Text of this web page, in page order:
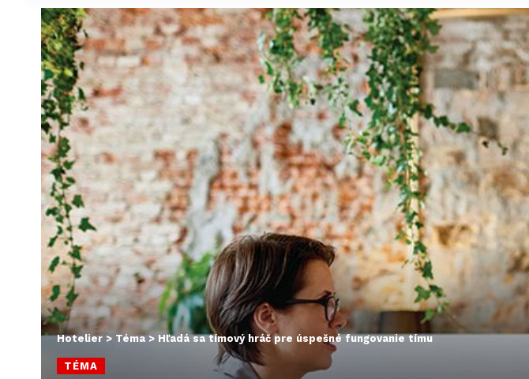
Hotelier > Téma> Hľadá sa tímový hráč pre úspešné fungovanie tímu
TÉMA